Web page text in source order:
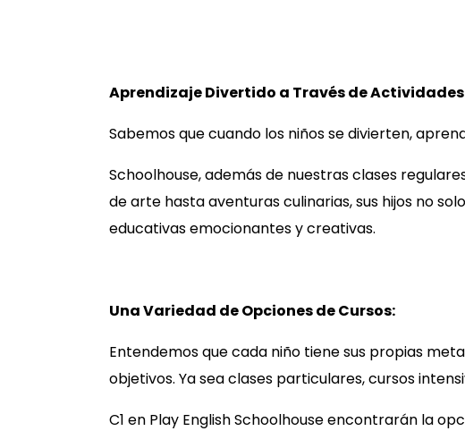
Aprendizaje Divertido a Través de Actividades
Sabemos que cuando los niños se divierten,
Schoolhouse, además de nuestras clases
de arte hasta aventuras culinarias, sus hijos no
educativas emocionantes y creativas.
Una Variedad de Opciones de Cursos:
Entendemos que cada niño tiene sus propias
objetivos. Ya sea clases particulares, cursos
C1 en Play English Schoolhouse encontrarán la